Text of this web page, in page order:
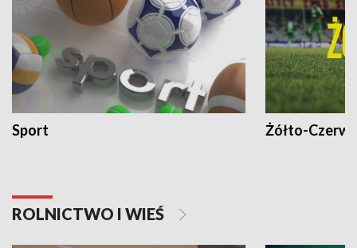
Sport Żółto-
ROLNICTWO I WIEŚ